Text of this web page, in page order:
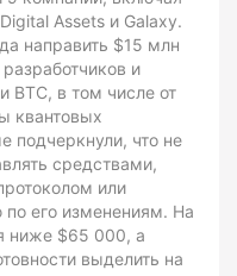
Assets и Galaxy.
направить $15 млн
и
BTC, в том числе от
квантовых
подчеркнули, что не
средствами,
или
его изменениям. На
ниже $65 000, а
выделить на